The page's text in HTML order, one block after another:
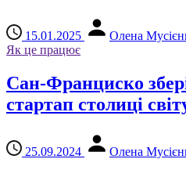
15.01.2025
Олена
Як це працює
Сан-Франциско
стартап столиці
25.09.2024 Олена